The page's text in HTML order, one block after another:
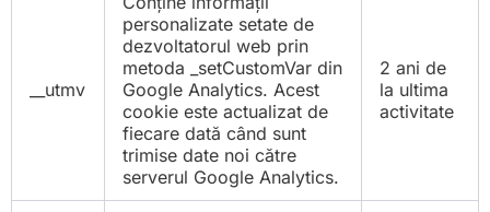
__utmv
personalizate setate de
dezvoltatorul web prin
metoda _setCustomVar din
Google Analytics. Acest
cookie este actualizat de
fiecare dată când sunt
trimise date noi către
serverul Google Analytics.
2 ani de
la ultima
activitate